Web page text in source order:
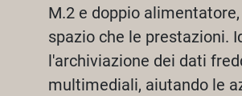
M.2 e doppio
spazio che le prestazioni.
l'archiviazione dei dati
multimediali, aiutando le